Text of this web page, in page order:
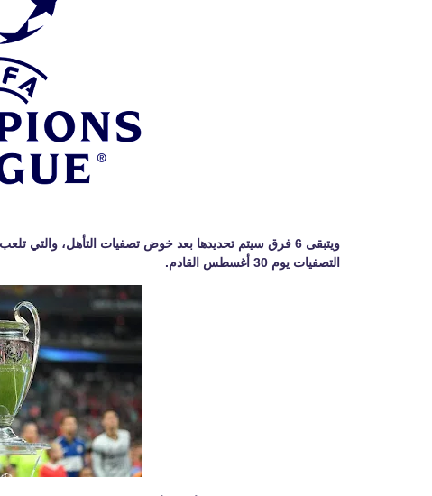
ويتبقى 6 فرق سيتم تحديدها بعد خوض تصفيات التأهل، والتي
التصفيات يوم 30 أغسطس القادم.